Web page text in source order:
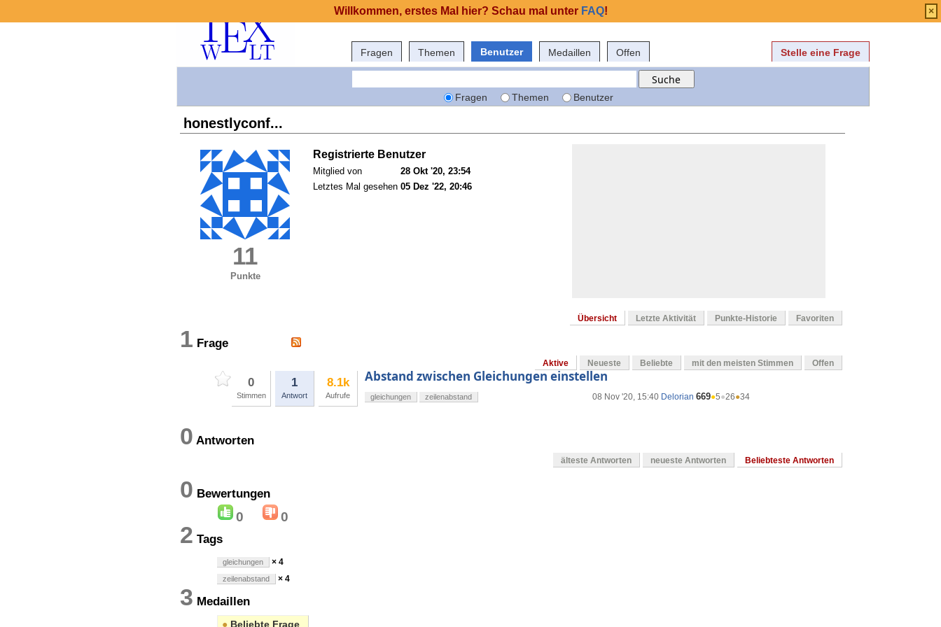
Fragen Themen Benutzer Medaillen Offen Stelle eine Frage
Fragen Themen Benutzer
honestlyconf...
11
Punkte
Registrierte Benutzer
Mitglied von
28 Okt '20, 23:54
Letztes Mal gesehen 05 Dez '22, 20:46
Übersicht Letzte Aktivität Punkte-Historie Favoriten
1 Frage
Aktive Neueste Beliebte mit den meisten Stimmen Offen
0
Stimmen
1
Antwort
8.1k
Aufrufe
Abstand zwischen Gleichungen einstellen
08 Nov '20, 15:40 Delorian 669●5●26●34
gleichungen zeilenabstand
0 Antworten
älteste Antworten neueste Antworten Beliebteste Antworten
0 Bewertungen
0 0
2 Tags
gleichungen × 4
zeilenabstand × 4
3 Medaillen
● Beliebte Frage
Willkommen, erstes Mal hier? Schau mal unter FAQ! ×